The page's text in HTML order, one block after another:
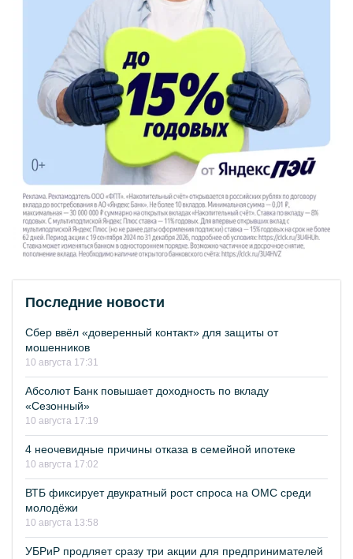
Последние новости
Сбер ввёл «доверенный контакт» для защиты от
мошенников
10 августа 17:31
Абсолют Банк повышает доходность по вкладу
«Сезонный»
10 августа 17:19
4 неочевидные причины отказа в семейной ипотеке
10 августа 17:02
ВТБ фиксирует двукратный рост спроса на ОМС среди
молодёжи
10 августа 13:58
УБРиР продляет сразу три акции для предпринимателей